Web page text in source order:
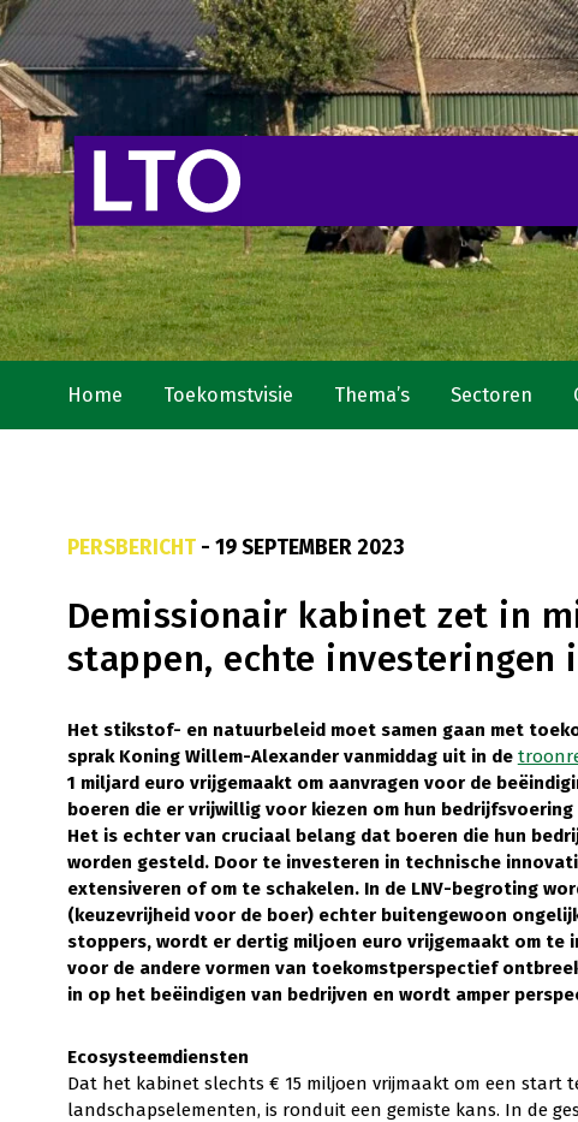
Home Toekomstvisie Thema’s Sectoren
PERSBERICHT- 19 SEPTEMBER 2023
Demissionair kabinet zet in
stappen, echte
Het stikstof- en natuurbeleid moet samen gaan met
sprak Koning Willem-Alexander vanmiddag uit in de
1 miljard euro vrijgemaakt om aanvragen voor de
boeren die er vrijwillig voor kiezen om hun
Het is echter van cruciaal belang dat boeren die hun
worden gesteld. Door te investeren in technische
extensiveren of om te schakelen. In de LNV-begroting
(keuzevrijheid voor de boer) echter buitengewoon
stoppers, wordt er dertig miljoen euro vrijgemaakt om te
voor de andere vormen van toekomstperspectief
in op het beëindigen van bedrijven en wordt amper
Ecosysteemdiensten
Dat het kabinet slechts € 15 miljoen vrijmaakt om een start
landschapselementen, is ronduit een gemiste kans. In de